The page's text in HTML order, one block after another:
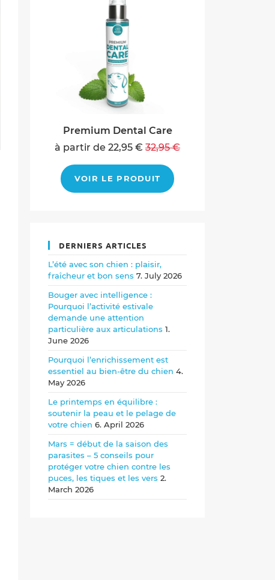
Premium Dental Care
à partir de 22,95 €32,95 €
VOIR LE PRODUIT
DERNIERS ARTICLES
L’été avec son chien : plaisir,
fraîcheur et bon sens 7. July 2026
Bouger avec intelligence :
Pourquoi l’activité estivale
demande une attention
particulière aux articulations 1.
June 2026
Pourquoi l’enrichissement est
essentiel au bien-être du chien 4.
May 2026
Le printemps en équilibre :
soutenir la peau et le pelage de
votre chien 6. April 2026
Mars = début de la saison des
parasites – 5 conseils pour
protéger votre chien contre les
puces, les tiques et les vers 2.
March 2026